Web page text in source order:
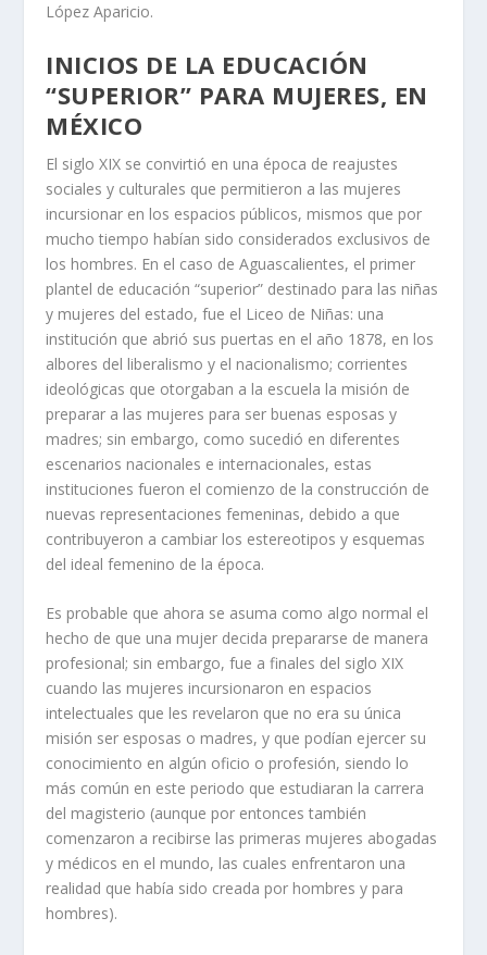
López Aparicio.
INICIOS DE LA EDUCACIÓN
“SUPERIOR” PARA MUJERES, EN
MÉXICO
El siglo XIX se convirtió en una época de reajustes
sociales y culturales que permitieron a las mujeres
incursionar en los espacios públicos, mismos que por
mucho tiempo habían sido considerados exclusivos de
los hombres. En el caso de Aguascalientes, el primer
plantel de educación “superior” destinado para las niñas
y mujeres del estado, fue el Liceo de Niñas: una
institución que abrió sus puertas en el año 1878, en los
albores del liberalismo y el nacionalismo; corrientes
ideológicas que otorgaban a la escuela la misión de
preparar a las mujeres para ser buenas esposas y
madres; sin embargo, como sucedió en diferentes
escenarios nacionales e internacionales, estas
instituciones fueron el comienzo de la construcción de
nuevas representaciones femeninas, debido a que
contribuyeron a cambiar los estereotipos y esquemas
del ideal femenino de la época.
Es probable que ahora se asuma como algo normal el
hecho de que una mujer decida prepararse de manera
profesional; sin embargo, fue a finales del siglo XIX
cuando las mujeres incursionaron en espacios
intelectuales que les revelaron que no era su única
misión ser esposas o madres, y que podían ejercer su
conocimiento en algún oficio o profesión, siendo lo
más común en este periodo que estudiaran la carrera
del magisterio (aunque por entonces también
comenzaron a recibirse las primeras mujeres abogadas
y médicos en el mundo, las cuales enfrentaron una
realidad que había sido creada por hombres y para
hombres).